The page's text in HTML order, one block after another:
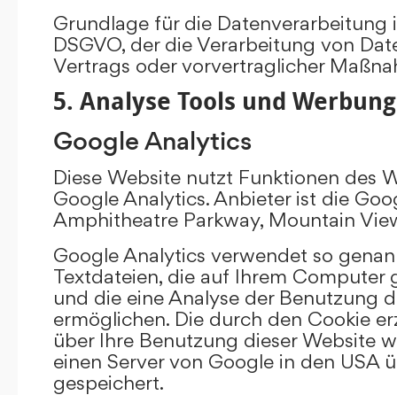
Grundlage für die Datenverarbeitung
DSGVO, der die Verarbeitung von
Vertrags oder vorvertraglicher
5. Analyse Tools und Werbung
Google Analytics
Diese Website nutzt Funktionen des
Google Analytics. Anbieter ist die
Amphitheatre Parkway, Mountain
Google Analytics verwendet so
Textdateien, die auf Ihrem Computer
und die eine Analyse der Benutzung
ermöglichen. Die durch den Cookie
über Ihre Benutzung dieser Website
einen Server von Google in den USA
gespeichert.